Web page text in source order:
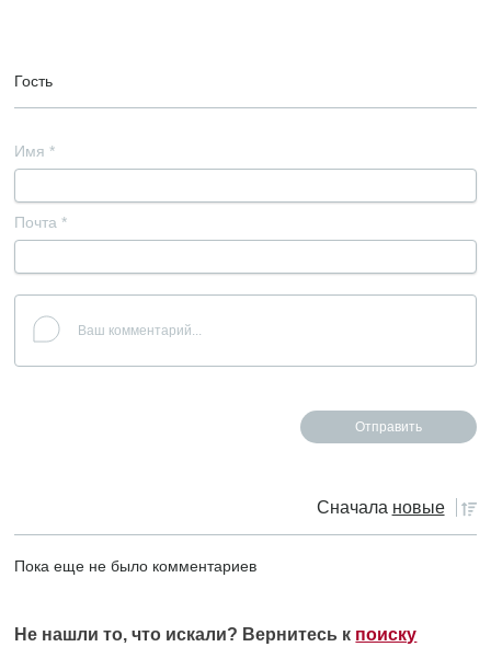
Гость
Имя *
Почта *
Сначала новые
Пока еще не было комментариев
Не нашли то, что искали? Вернитесь к поиску